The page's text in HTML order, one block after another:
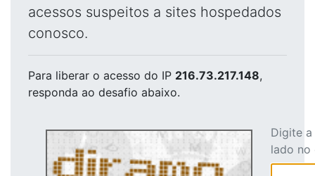
acessos suspeitos a sites hospedados
conosco.
Para liberar o acesso do IP 216.73.217.148,
responda ao desafio abaixo.
Digite
lado no